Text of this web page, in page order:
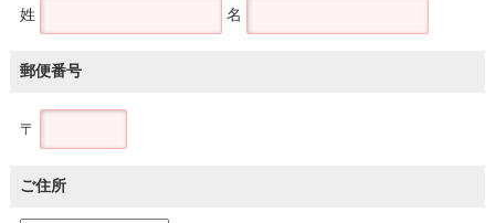
姓 名
郵便番号
〒
ご住所